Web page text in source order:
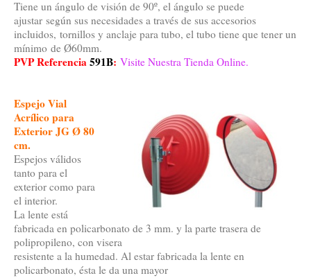
Tiene un ángulo de visión de 90º, el ángulo se puede
ajustar según sus necesidades a través de sus accesorios
incluidos, tornillos y anclaje para tubo, el tubo tiene que tener un
mínimo de Ø60mm.
PVP Referencia591B: Visite Nuestra Tienda Online.
Espejo Vial
Acrílico para
Exterior JG Ø 80
cm.
Espejos válidos
tanto para el
exterior como para
el interior.
La lente está
fabricada en policarbonato de 3 mm. y la parte trasera de
polipropileno, con visera
resistente a la humedad. Al estar fabricada la lente en
policarbonato, ésta le da una mayor